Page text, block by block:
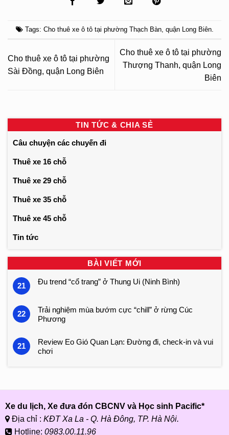
Tags: Cho thuê xe ô tô tại phường Thạch Bàn, quận Long Biên.
Cho thuê xe ô tô tại phường
Sài Đồng, quận Long Biên
Cho thuê xe ô tô tại phường
Thượng Thanh, quận Long
Biên
TIN TỨC & CHIA SẺ
Câu chuyện các chuyến đi
Thuê xe 16 chỗ
Thuê xe 29 chỗ
Thuê xe 35 chỗ
Thuê xe 45 chỗ
Tin tức
BÀI VIẾT MỚI
21 Đu trend “cổ trang” ở Thung Ui (Ninh Bình)
22
Trải nghiệm mùa bướm cực “chill” ở rừng Cúc
Phương
21
Review Eo Gió Quan Lạn: Đường đi, check-in và vui
chơi
Xe du lịch, Xe đưa đón CBCNV và Học sinh Pacific*
Địa chỉ : KĐT Xa La - Q. Hà Đông, TP. Hà Nội.
Hotline: 0983.00.11.96